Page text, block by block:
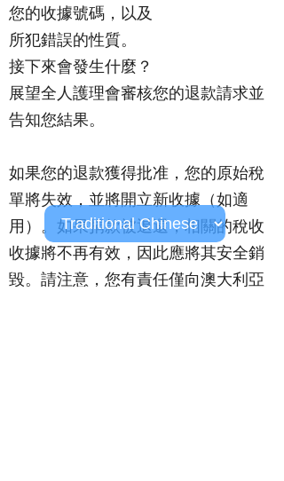
您的收據號碼，以及
所犯錯誤的性質。
接下來會發生什麼？
展望全人護理會審核您的退款請求並
告知您結果。
如果您的退款獲得批准，您的原始稅
單將失效，並將開立新收據（如適
用）。如果捐款被退還，相關的稅收
收據將不再有效，因此應將其安全銷
毀。請注意，您有責任僅向澳大利亞